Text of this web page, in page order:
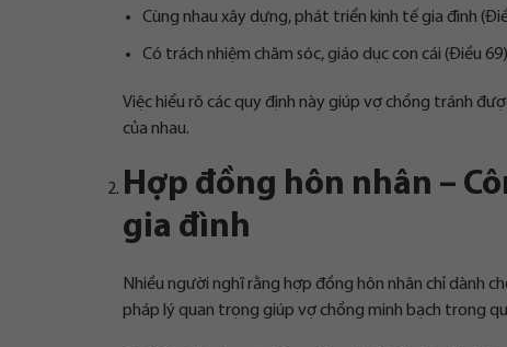
Cùng nhau xây dựng, phát triển kinh tế gia đình
Có trách nhiệm chăm sóc, giáo dục con cái (Điều
Việc hiểu rõ các quy định này giúp vợ chồng tránh
của nhau.
Hợp đồng hôn nhân –
gia đình
Nhiều người nghĩ rằng hợp đồng hôn nhân chỉ dành
pháp lý quan trọng giúp vợ chồng minh bạch trong